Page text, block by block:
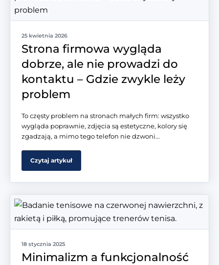
25 kwietnia 2026
Strona firmowa wygląda
dobrze, ale nie prowadzi do
kontaktu – Gdzie zwykle leży
problem
To częsty problem na stronach małych firm: wszystko
wygląda poprawnie, zdjęcia są estetyczne, kolory się
zgadzają, a mimo tego telefon nie dzwoni...
Czytaj artykuł
18 stycznia 2025
Minimalizm a funkcjonalność